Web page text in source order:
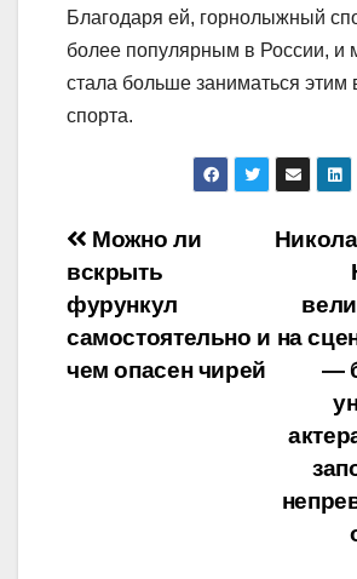
Благодаря ей, горнолыжный
более популярным в России, и
стала больше заниматься этим
спорта.
Навигация
по
записям
на
—
Можно ли
вскрыть
фурункул
самостоятельно и
чем опасен чирей